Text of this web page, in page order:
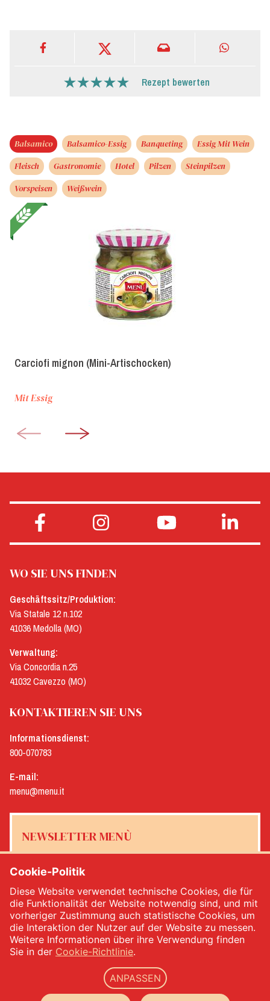
Rezept bewerten
Balsamico Balsamico-Essig Banqueting
Essig Mit Wein
Fleisch
Gastronomie Hotel Pilzen
Steinpilzen
Vorspeisen
Weißwein
Carciofi mignon (Mini-Artischocken)
Mit Essig
WO SIE UNS FINDEN
Geschäftssitz/Produktion:
Via Statale 12 n.102
41036 Medolla (MO)
Verwaltung:
Via Concordia n.25
41032 Cavezzo (MO)
KONTAKTIEREN SIE UNS
Informationsdienst:
800-070783
E-mail:
menu@menu.it
NEWSLETTER MENÙ
Ja, ich möchte den Newsletter von Menù erhalten*
MELDEN SIE SICH AN
Menù srl - Dal 1932 Produttori Specialità Alimentari - Ust.Ident.Nr.: IT00333120368 - VWV
Cookie-Politik
Diese Website verwendet technische Cookies, die für
die Funktionalität der Website notwendig sind, und mit
vorheriger Zustimmung auch statistische Cookies, um
die Interaktion der Nutzer auf der Website zu messen.
Weitere Informationen über ihre Verwendung finden
Sie in der Cookie-Richtlinie.
ANPASSEN